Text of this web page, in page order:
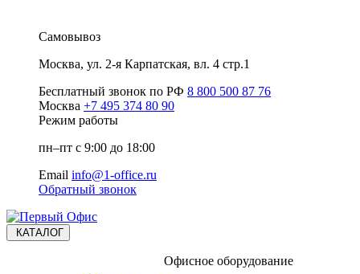
Самовывоз
Москва, ул. 2-я Карпатская, вл. 4 стр.1
Бесплатный звонок по РФ 8 800 500 87 76
Москва +7 495 374 80 90
Режим работы
пн–пт с 9:00 до 18:00
Email info@1-office.ru
Обратный звонок
КАТАЛОГ
Офисное оборудование